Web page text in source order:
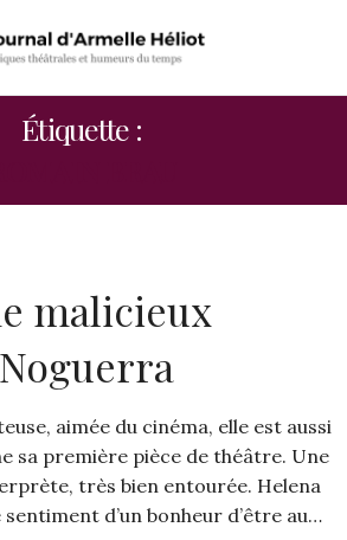
Étiquette :
malicieux
aimée du cinéma, elle est aussi
sa première pièce de théâtre. Une
très bien entourée. Helena
d’un bonheur d’être au…